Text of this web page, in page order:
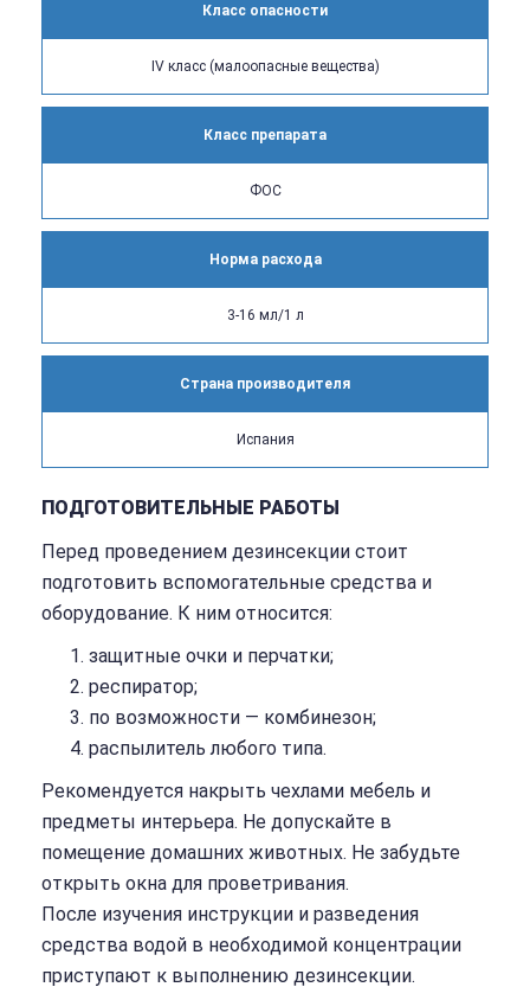
Класс опасности
IV класс (малоопасные вещества)
Класс препарата
ФОС
Норма расхода
3-16 мл/1 л
Страна производителя
Испания
ПОДГОТОВИТЕЛЬНЫЕ РАБОТЫ
Перед проведением дезинсекции стоит
подготовить вспомогательные средства и
оборудование. К ним относится:
защитные очки и перчатки;
респиратор;
по возможности — комбинезон;
распылитель любого типа.
Рекомендуется накрыть чехлами мебель и
предметы интерьера. Не допускайте в
помещение домашних животных. Не забудьте
открыть окна для проветривания.
После изучения инструкции и разведения
средства водой в необходимой концентрации
приступают к выполнению дезинсекции.